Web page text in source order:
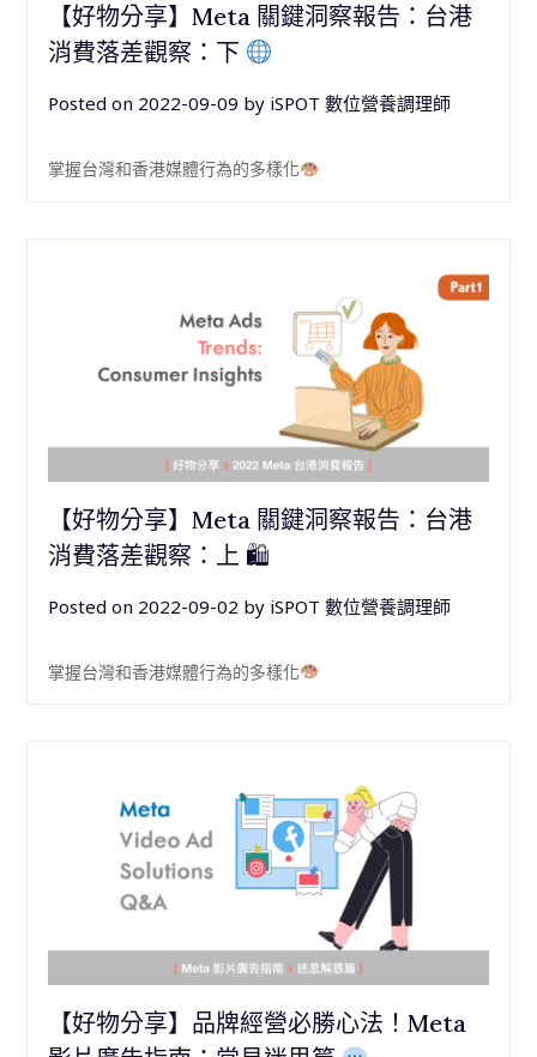
【好物分享】Meta 關鍵洞察報告：台港
消費落差觀察：下
Posted on 2022-09-09 by iSPOT 數位營養調理師
掌握台灣和香港媒體行為的多樣化
【好物分享】Meta 關鍵洞察報告：台港
消費落差觀察：上 🛍
Posted on 2022-09-02 by iSPOT 數位營養調理師
掌握台灣和香港媒體行為的多樣化
【好物分享】品牌經營必勝心法！Meta